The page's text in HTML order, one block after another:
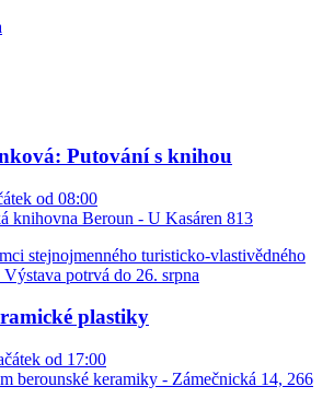
Putování s knihou
od 08:00
knihovna Beroun - U Kasáren 813
stejnojmenného turisticko-vlastivědného
potrvá do 26. srpna
plastiky
od 17:00
berounské keramiky - Zámečnická 14, 266